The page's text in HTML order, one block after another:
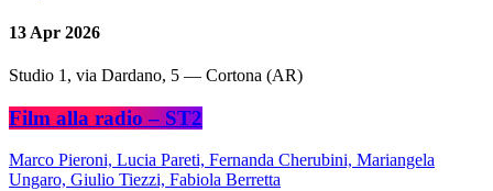
13 Apr 2026
Studio 1, via Dardano, 5 — Cortona (AR)
Film alla radio – ST2
Marco Pieroni, Lucia Pareti, Fernanda Cherubini, Mariangela
Ungaro, Giulio Tiezzi, Fabiola Berretta